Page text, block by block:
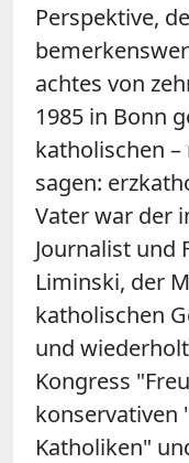
Perspektive,
achtes von
1985 in Bonn
katholischen
sagen:
Vater war der
Journalist und
Liminski, der
katholischen
und
Kongress
konservativen
Katholiken"